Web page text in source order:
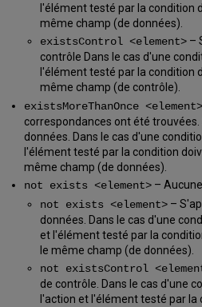
l'élément testé par la condition
même champ (de données).
existsControl <element>–
contrôle Dans le cas d'une
l'élément testé par la condition
même champ (de contrôle).
existsMoreThanOnce <element>
correspondances ont été
données. Dans le cas d'une
l'élément testé par la condition
même champ (de données).
not exists <element>–
not exists <element>–
données. Dans le cas d'une
et l'élément testé par la
le même champ (de données).
not existsControl
de contrôle. Dans le cas d'une
l'action et l'élément testé par la